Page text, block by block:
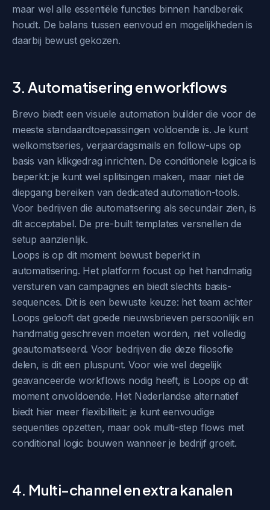
maar wel alle essentiële functies binnen handbereik
houdt. De balans tussen eenvoud en mogelijkheden is
daarbij bewust gekozen.
3. Automatisering en workflows
Brevo biedt een visuele automation builder die voor de
meeste standaardtoepassingen voldoende is. Je kunt
welkomstseries, verjaardagsmails en follow-ups op
basis van klikgedrag inrichten. De conditionele logica is
beperkt: je kunt wel splitsingen maken, maar niet de
diepgang bereiken van dedicated automation-tools.
Voor bedrijven die automatisering als secundair zien, is
dit acceptabel. De pre-built templates versnellen de
setup aanzienlijk.
Loops is op dit moment bewust beperkt in
automatisering. Het platform focust op het handmatig
versturen van campagnes en biedt slechts basis-
sequences. Dit is een bewuste keuze: het team achter
Loops gelooft dat goede nieuwsbrieven persoonlijk en
handmatig geschreven moeten worden, niet volledig
geautomatiseerd. Voor bedrijven die deze filosofie
delen, is dit een pluspunt. Voor wie wel degelijk
geavanceerde workflows nodig heeft, is Loops op dit
moment onvoldoende. Het Nederlandse alternatief
biedt hier meer flexibiliteit: je kunt eenvoudige
sequenties opzetten, maar ook multi-step flows met
conditional logic bouwen wanneer je bedrijf groeit.
4. Multi-channel en extra kanalen